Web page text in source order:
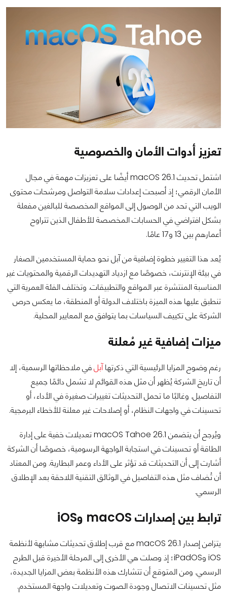
تعزيز أدوات الأمان والخصوصية
اشتمل تحديث macOS 26.1 أيضًا على تعزيزات مهمة في مجال
الأمان الرقمي؛ إذ أصبحت إعدادات سلامة التواصل ومرشحات محتوى
الويب التي تحد من الوصول إلى المواقع المخصصة للبالغين مفعلة
بشكل افتراضي في الحسابات المخصصة للأطفال الذين تتراوح
أعمارهم بين 13 و17 عامًا.
يُعد هذا التغيير خطوة إضافية من آبل نحو حماية المستخدمين الصغار
في بيئة الإنترنت، خصوصًا مع ازدياد التهديدات الرقمية والمحتويات غير
المناسبة المنتشرة عبر المواقع والتطبيقات. وتختلف الفئة العمرية التي
تنطبق عليها هذه الميزة باختلاف الدولة أو المنطقة، ما يعكس حرص
الشركة على تكييف السياسات بما يتوافق مع المعايير المحلية.
ميزات إضافية غير مُعلنة
رغم وضوح المزايا الرئيسية التي ذكرتهاآبلفي ملاحظاتها الرسمية، إلا
أن تاريخ الشركة يُظهر أن مثل هذه القوائم لا تشمل دائمًا جميع
التفاصيل. وغالبًا ما تحمل التحديثات تغييرات صغيرة في الأداء، أو
تحسينات في واجهات النظام، أو إصلاحات غير معلنة للأخطاء البرمجية.
ويُرجح أن يتضمن macOS Tahoe 26.1 تعديلات خفية على إدارة
الطاقة أو تحسينات في استجابة الواجهة الرسومية، خصوصًا أن الشركة
أشارت إلى أن التحديثات قد تؤثر على الأداء وعمر البطارية. ومن المعتاد
أن تُضاف مثل هذه التفاصيل في الوثائق التقنية اللاحقة بعد الإطلاق
الرسمي.
ترابط بين إصدارات macOS وiOS
يتزامن إصدار macOS 26.1 مع قرب إطلاق تحديثات مشابهة لأنظمة
iOS وiPadOS؛ إذ وصلت هي الأخرى إلى المرحلة الأخيرة قبل الطرح
الرسمي. ومن المتوقع أن تتشارك هذه الأنظمة بعض المزايا الجديدة،
مثل تحسينات الاتصال وجودة الصوت وتعديلات واجهة المستخدم.